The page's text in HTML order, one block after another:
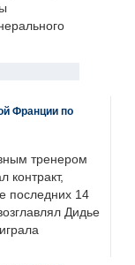
Франции по
тренером
контракт,
последних 14
Дидье